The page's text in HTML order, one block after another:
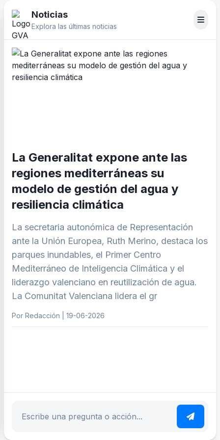
Noticias
Explora las últimas noticias
La Generalitat expone ante las
regiones mediterráneas su
modelo de gestión del agua y
resiliencia climática
La secretaria autonómica de Representación
ante la Unión Europea, Ruth Merino, destaca los
parques inundables, el Primer Centro
Mediterráneo de Inteligencia Climática y el
liderazgo valenciano en reutilización de agua.
La Comunitat Valenciana lidera el gr
Por Redacción | 19-06-2026
Escribe tu pregunta